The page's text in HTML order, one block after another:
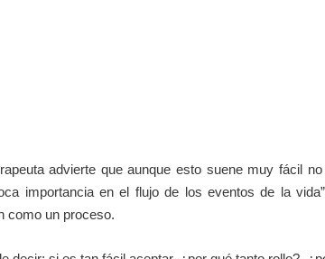
advierte que aunque esto suene muy fácil
importancia en el flujo de los eventos de la
como un proceso.